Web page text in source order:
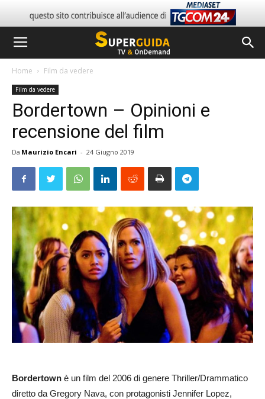
Home Film da vedere
Film da vedere
Bordertown – Opinioni e
recensione del film
Da Maurizio Encari - 24 Giugno 2019
Bordertown è un film del 2006 di genere Thriller/Drammatico
diretto da Gregory Nava, con protagonisti Jennifer Lopez,